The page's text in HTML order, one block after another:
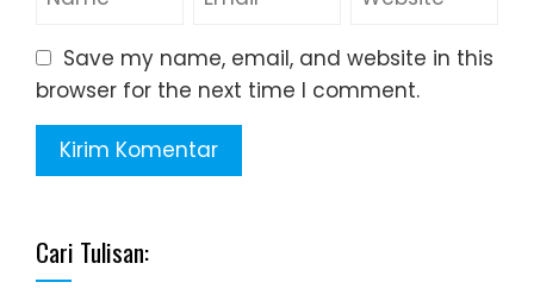
Save my name, email, and website in this
browser for the next time I comment.
Cari Tulisan: